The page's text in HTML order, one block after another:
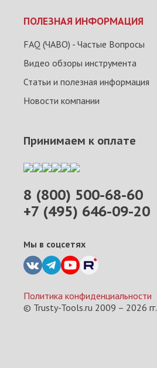
ПОЛЕЗНАЯ ИНФОРМАЦИЯ
FAQ (ЧАВО) - Частые Вопросы
Видео обзоры инструмента
Статьи и полезная информация
Новости компании
8 (800) 500-68-60
+7 (495) 646-09-20
Мы в соцсетях
Принимаем к оплате
Политика конфиденциальности
© Trusty-Tools.ru 2009 – 2026 гг.